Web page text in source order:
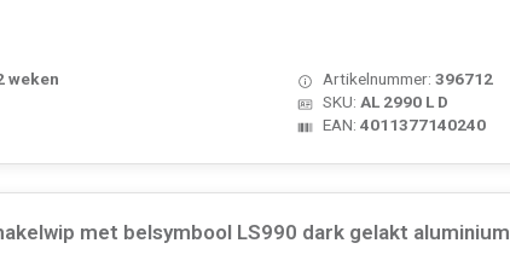
Artikelnummer:396712
SKU:AL 2990 L D
EAN:4011377140240
weken
met belsymbool LS990 dark gelakt aluminium